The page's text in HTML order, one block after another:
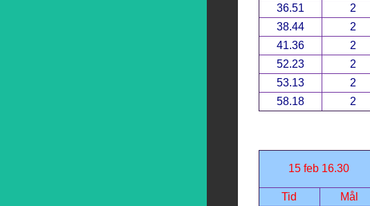
36.51
2
38.44
2
41.36
2
52.23
2
53.13
2
58.18
2
15 feb 16.30
Tid
Mål